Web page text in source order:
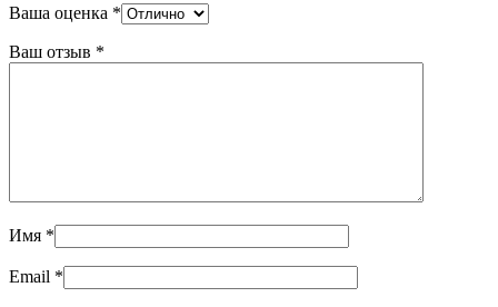
Ваша оценка *
Ваш отзыв *
Имя *
Email *